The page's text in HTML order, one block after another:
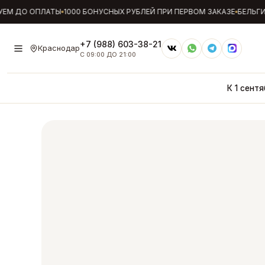
ДО ОПЛАТЫ 1000 БОНУСНЫХ РУБЛЕЙ ПРИ ПЕРВОМ ЗАКАЗЕ
Краснодар+7 (988) 603-38-21
С 09:00 ДО 21:00
К 1